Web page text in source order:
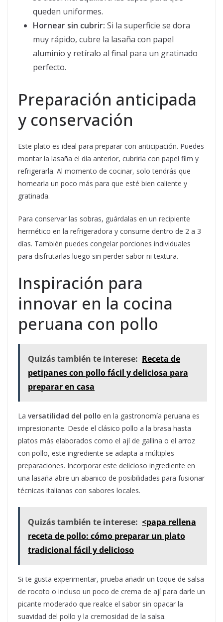
queden uniformes.
Hornear sin cubrir: Si la superficie se dora
muy rápido, cubre la lasaña con papel
aluminio y retíralo al final para un gratinado
perfecto.
Preparación anticipada
y conservación
Este plato es ideal para preparar con anticipación. Puedes
montar la lasaña el día anterior, cubrirla con papel film y
refrigerarla. Al momento de cocinar, solo tendrás que
hornearla un poco más para que esté bien caliente y
gratinada.
Para conservar las sobras, guárdalas en un recipiente
hermético en la refrigeradora y consume dentro de 2 a 3
días. También puedes congelar porciones individuales
para disfrutarlas luego sin perder sabor ni textura.
Inspiración para
innovar en la cocina
peruana con pollo
Quizás también te interese: Receta de
petipanes con pollo fácil y deliciosa para
preparar en casa
La versatilidad del pollo en la gastronomía peruana es
impresionante. Desde el clásico pollo a la brasa hasta
platos más elaborados como el ají de gallina o el arroz
con pollo, este ingrediente se adapta a múltiples
preparaciones. Incorporar este delicioso ingrediente en
una lasaña abre un abanico de posibilidades para fusionar
técnicas italianas con sabores locales.
Quizás también te interese: <papa rellena
receta de pollo: cómo preparar un plato
tradicional fácil y delicioso
Si te gusta experimentar, prueba añadir un toque de salsa
de rocoto o incluso un poco de crema de ají para darle un
picante moderado que realce el sabor sin opacar la
suavidad del pollo y la cremosidad de la salsa.